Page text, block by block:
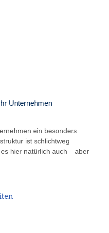
Unternehmen
ein besonders
ist schlichtweg
hier natürlich auch – aber